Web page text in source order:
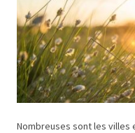
Nombreuses sont les villes